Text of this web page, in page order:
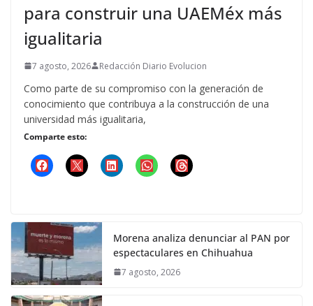
para construir una UAEMéx más
igualitaria
7 agosto, 2026 Redacción Diario Evolucion
Como parte de su compromiso con la generación de
conocimiento que contribuya a la construcción de una
universidad más igualitaria,
Comparte esto:
Morena analiza denunciar al PAN por
espectaculares en Chihuahua
7 agosto, 2026